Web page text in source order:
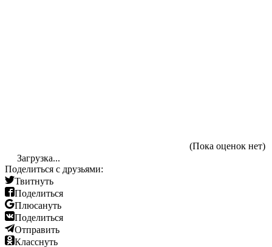
(Пока оценок нет)
Загрузка...
Поделиться с друзьями:
Твитнуть
Поделиться
Плюсануть
Поделиться
Отправить
Класснуть